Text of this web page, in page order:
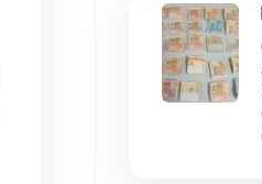
Caturama
Chapada